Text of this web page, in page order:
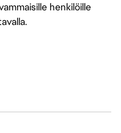
henkilöille